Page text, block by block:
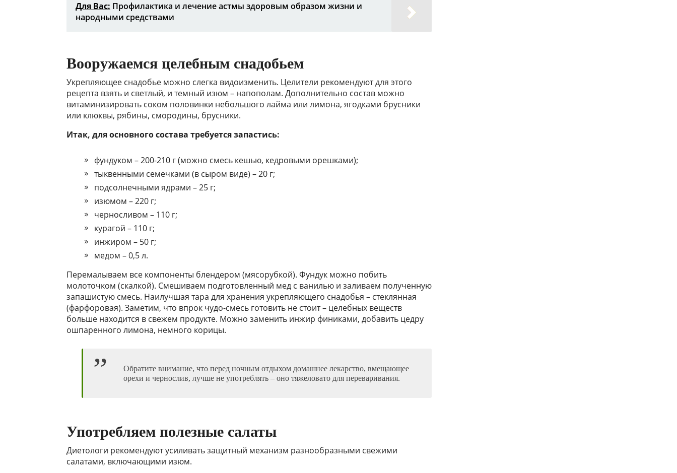
Для Вас: Профилактика и лечение астмы здоровым образом жизни и
народными средствами
Вооружаемся целебным снадобьем
Укрепляющее снадобье можно слегка видоизменить. Целители рекомендуют для этого
рецепта взять и светлый, и темный изюм – напополам. Дополнительно состав можно
витаминизировать соком половинки небольшого лайма или лимона, ягодками брусники
или клюквы, рябины, смородины, брусники.
Итак, для основного состава требуется запастись:
фундуком – 200-210 г (можно смесь кешью, кедровыми орешками);
тыквенными семечками (в сыром виде) – 20 г;
подсолнечными ядрами – 25 г;
изюмом – 220 г;
черносливом – 110 г;
курагой – 110 г;
инжиром – 50 г;
медом – 0,5 л.
Перемалываем все компоненты блендером (мясорубкой). Фундук можно побить
молоточком (скалкой). Смешиваем подготовленный мед с ванилью и заливаем полученную
запашистую смесь. Наилучшая тара для хранения укрепляющего снадобья – стеклянная
(фарфоровая). Заметим, что впрок чудо-смесь готовить не стоит – целебных веществ
больше находится в свежем продукте. Можно заменить инжир финиками, добавить цедру
ошпаренного лимона, немного корицы.
Обратите внимание, что перед ночным отдыхом домашнее лекарство, вмещающее
орехи и чернослив, лучше не употреблять – оно тяжеловато для переваривания.
Употребляем полезные салаты
Диетологи рекомендуют усиливать защитный механизм разнообразными свежими
салатами, включающими изюм.